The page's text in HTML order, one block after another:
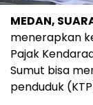
MEDAN,
menerapkan
Pajak
Sumut bisa
penduduk